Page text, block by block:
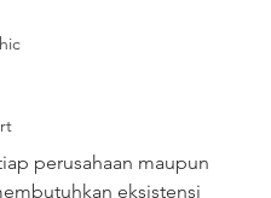
perusahaan maupun
eksistensi